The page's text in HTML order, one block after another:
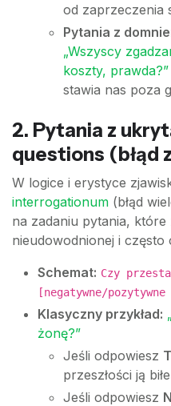
od zaprzeczenia
Pytania z
„Wszyscy
koszty, prawda?”
stawia nas poza
2. Pytania z
questions (błąd
W logice i erystyce
interrogationum (błąd
na zadaniu pytania, które
nieudowodnionej i często
Schemat: Czy
[negatywne/
Klasyczny przykład:
żonę?”
Jeśli odpowiesz
przeszłości ją
Jeśli odpowiesz